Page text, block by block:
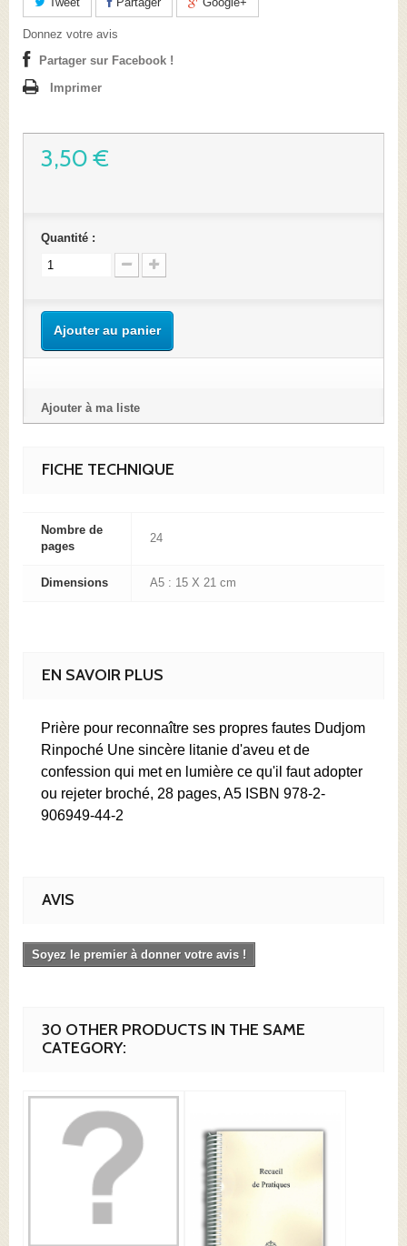
Donnez votre avis
Partager sur Facebook !
Imprimer
3,50 €
Quantité :
Ajouter au panier
Ajouter à ma liste
FICHE TECHNIQUE
Nombre de
pages
24
Dimensions A5 : 15 X 21 cm
EN SAVOIR PLUS
Prière pour reconnaître ses propres fautes Dudjom
Rinpoché Une sincère litanie d'aveu et de
confession qui met en lumière ce qu'il faut adopter
ou rejeter broché, 28 pages, A5 ISBN 978-2-
906949-44-2
AVIS
Soyez le premier à donner votre avis !
30 OTHER PRODUCTS IN THE SAME
CATEGORY: